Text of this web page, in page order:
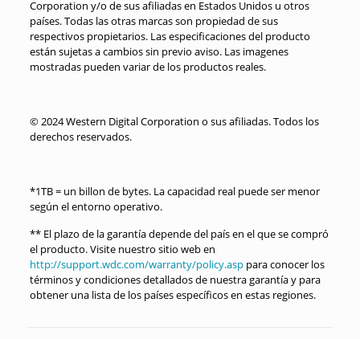
Corporation y/o de sus afiliadas en Estados Unidos u otros
países. Todas las otras marcas son propiedad de sus
respectivos propietarios. Las especificaciones del producto
están sujetas a cambios sin previo aviso. Las imagenes
mostradas pueden variar de los productos reales.
© 2024 Western Digital Corporation o sus afiliadas. Todos los
derechos reservados.
*1TB = un billon de bytes. La capacidad real puede ser menor
según el entorno operativo.
** El plazo de la garantía depende del país en el que se compró
el producto. Visite nuestro sitio web en
http://support.wdc.com/warranty/policy.asppara conocer los
términos y condiciones detallados de nuestra garantía y para
obtener una lista de los países específicos en estas regiones.